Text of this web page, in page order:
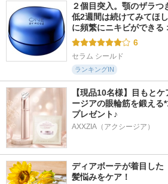
２個目突入。顎のザラ
低2週間は続けてみてほ
に頻繁にニキビができ
6
セラム シールド
ランキングIN
【現品10名様】目もと
ージアの眼輪筋を鍛える
プレゼント♪
AXXZIA（アクシージア）
ディアボーテが着目した
髪悩みをケア！